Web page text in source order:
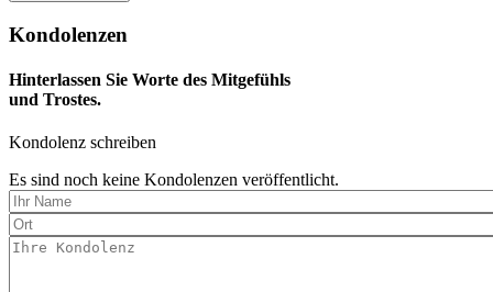
Kondolenzen
Hinterlassen Sie Worte des Mitgefühls
und Trostes.
Kondolenz schreiben
Es sind noch keine Kondolenzen veröffentlicht.